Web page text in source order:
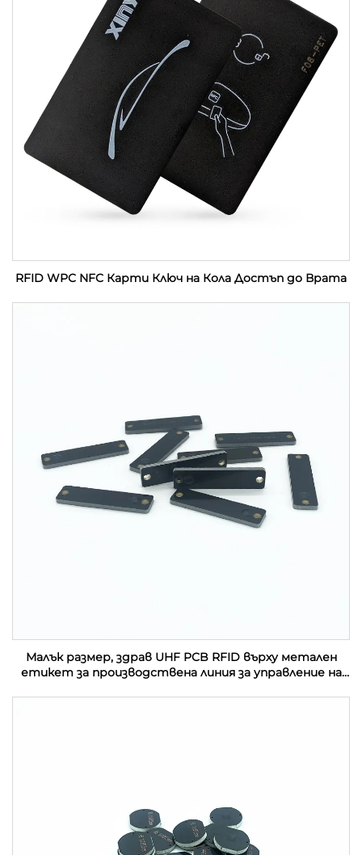
RFID WPC NFC Карти Ключ на Кола Достъп до Врата
Малък размер, здрав UHF PCB RFID върху метален
етикет за производствена линия за управление на